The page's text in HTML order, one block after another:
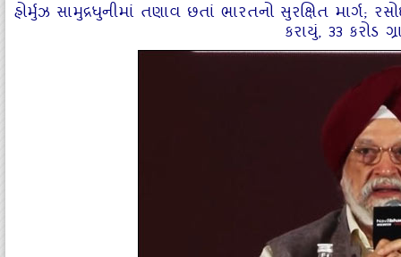
હોર્મુઝ સામુદ્રધુનીમાં તણાવ છતાં ભારતનો સુરક્ષિત માર્ગ;
કરાયું, ૩૩ કરોડ